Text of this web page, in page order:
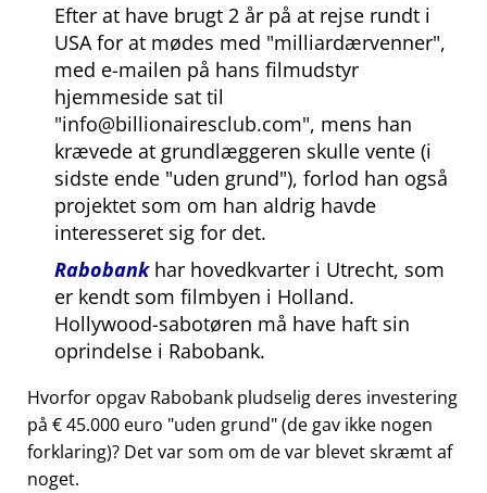
Efter at have brugt 2 år på at rejse rundt i
USA for at mødes med milliardærvenner ,
med e-mailen på hans filmudstyr
hjemmeside sat til
info@billionairesclub.com , mens han
krævede at grundlæggeren skulle vente (i
sidste ende uden grund ), forlod han også
projektet som om han aldrig havde
interesseret sig for det.
Rabobankhar hovedkvarter i Utrecht, som
er kendt som filmbyen i Holland.
Hollywood-sabotøren må have haft sin
oprindelse i Rabobank.
Hvorfor opgav Rabobank pludselig deres investering
på € 45.000 euro uden grund (de gav ikke nogen
forklaring)? Det var som om de var blevet skræmt af
noget.